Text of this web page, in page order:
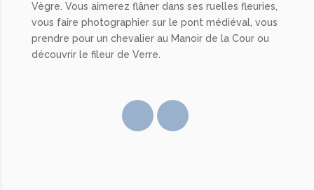
Vègre. Vous aimerez flâner dans ses ruelles fleuries,
vous faire photographier sur le pont médiéval, vous
prendre pour un chevalier au Manoir de la Cour ou
découvrir le fileur de Verre.